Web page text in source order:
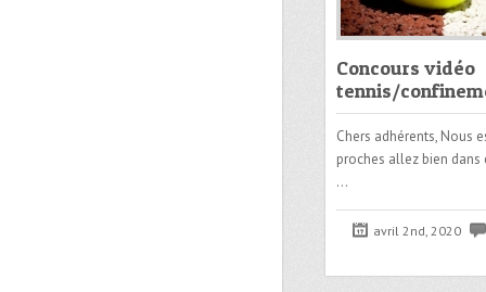
Concours vidéo
tennis/
Chers adhérents, Nous
proches allez bien
…
avril 2nd, 2020